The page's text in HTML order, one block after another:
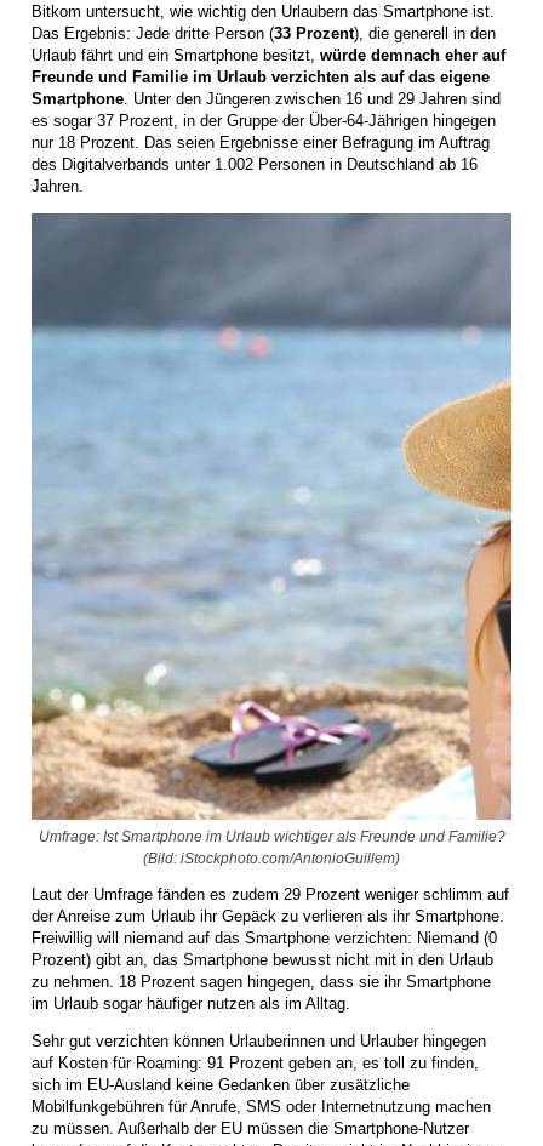
Bitkom untersucht, wie wichtig den Urlaubern das Smartphone ist.
Das Ergebnis: Jede dritte Person (33 Prozent), die generell in den
Urlaub fährt und ein Smartphone besitzt, würde demnach eher auf
Freunde und Familie im Urlaub verzichten als auf das eigene
Smartphone . Unter den Jüngeren zwischen 16 und 29 Jahren sind
es sogar 37 Prozent, in der Gruppe der Über-64-Jährigen hingegen
nur 18 Prozent. Das seien Ergebnisse einer Befragung im Auftrag
des Digitalverbands unter 1.002 Personen in Deutschland ab 16
Jahren.
Umfrage: Ist Smartphone im Urlaub wichtiger als Freunde und Familie?
(Bild: iStockphoto.com/AntonioGuillem)
Laut der Umfrage fänden es zudem 29 Prozent weniger schlimm auf
der Anreise zum Urlaub ihr Gepäck zu verlieren als ihr Smartphone.
Freiwillig will niemand auf das Smartphone verzichten: Niemand (0
Prozent) gibt an, das Smartphone bewusst nicht mit in den Urlaub
zu nehmen. 18 Prozent sagen hingegen, dass sie ihr Smartphone
im Urlaub sogar häufiger nutzen als im Alltag.
Sehr gut verzichten können Urlauberinnen und Urlauber hingegen
auf Kosten für Roaming: 91 Prozent geben an, es toll zu finden,
sich im EU-Ausland keine Gedanken über zusätzliche
Mobilfunkgebühren für Anrufe, SMS oder Internetnutzung machen
zu müssen. Außerhalb der EU müssen die Smartphone-Nutzer